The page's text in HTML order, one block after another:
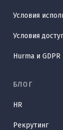
Условия
Условия
Hurma и GDPR
БЛОГ
HR
Рекрутинг